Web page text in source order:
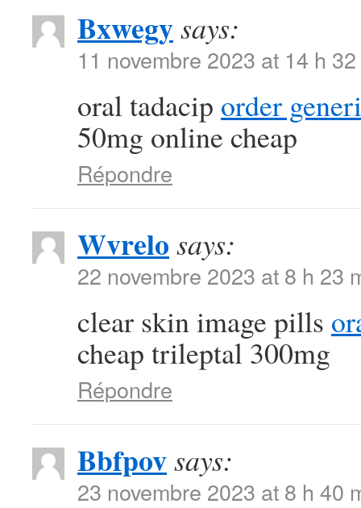
Bxwegysays:
11 novembre 2023 at 14 h
oral tadacip order
50mg online cheap
Répondre
Wvrelo says:
22 novembre 2023 at 8 h 23
clear skin image pills
cheap trileptal 300mg
Répondre
Bbfpovsays:
23 novembre 2023 at 8 h 40